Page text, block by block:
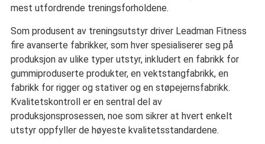
mest utfordrende treningsforholdene.
Som produsent av treningsutstyr driver Leadman Fitness
fire avanserte fabrikker, som hver spesialiserer seg på
produksjon av ulike typer utstyr, inkludert en fabrikk for
gummiproduserte produkter, en vektstangfabrikk, en
fabrikk for rigger og stativer og en støpejernsfabrikk.
Kvalitetskontroll er en sentral del av
produksjonsprosessen, noe som sikrer at hvert enkelt
utstyr oppfyller de høyeste kvalitetsstandardene.